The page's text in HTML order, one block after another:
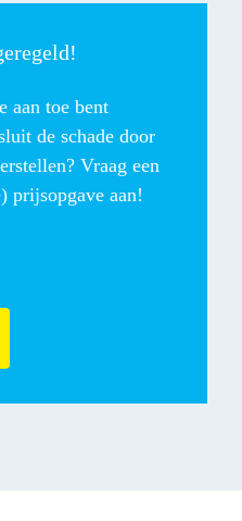
aan toe bent
de schade door
Vraag een
prijsopgave aan!